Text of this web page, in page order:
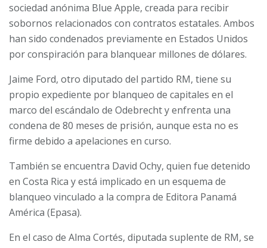
sociedad anónima Blue Apple, creada para recibir
sobornos relacionados con contratos estatales. Ambos
han sido condenados previamente en Estados Unidos
por conspiración para blanquear millones de dólares.
Jaime Ford, otro diputado del partido RM, tiene su
propio expediente por blanqueo de capitales en el
marco del escándalo de Odebrecht y enfrenta una
condena de 80 meses de prisión, aunque esta no es
firme debido a apelaciones en curso.
También se encuentra David Ochy, quien fue detenido
en Costa Rica y está implicado en un esquema de
blanqueo vinculado a la compra de Editora Panamá
América (Epasa).
En el caso de Alma Cortés, diputada suplente de RM, se